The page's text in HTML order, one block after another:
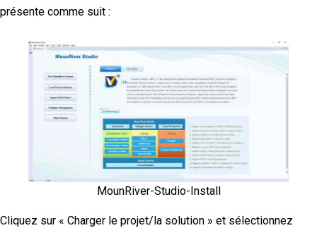
présente comme suit :
MounRiver-Studio-Install
Cliquez sur « Charger le projet/la solution » et sélectionnez